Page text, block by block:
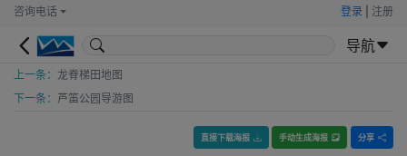
咨询电话 登录 注册
导航
上一条： 龙脊梯田地图
下一条： 芦笛公园导游图
直接下载海报 手动生成海报 分享